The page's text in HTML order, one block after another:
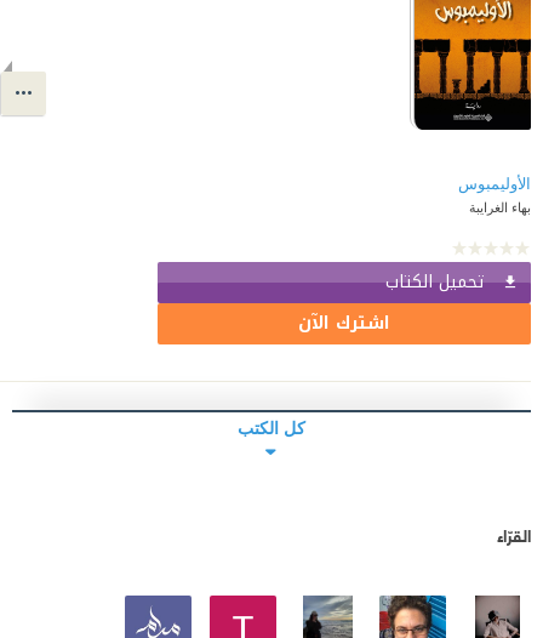
الأوليمبوس
بهاء الغرايبة
تحميل الكتاب
اشترك الآن
كل الكتب
القرّاء